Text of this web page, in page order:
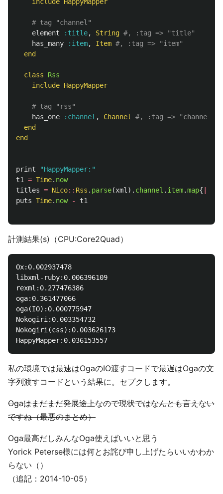
# tag "channel"
element
:title, String #, :tag => "title"
has_many
:item, Item #, :tag => "item"
end
class
Rss
include HappyMapper
# tag "rss"
has_one
:channel , Channel
#, :tag => "channel"
end
end
print
"HappyMapper:"
t1
= Time. now
titles = Nico:: Rss . parse(xml ). channel . item.map{
puts Time. now - t1
計測結果(s)（CPU:Core2Quad）
Ox:0.002937478
libxml-ruby:0.006396109
rexml:0.277476386
oga:0.361477066
oga(IO):0.000775947
Nokogiri:0.003354732
Nokogiri(css):0.003626173
私の環境では最速はOgaのIO渡すコードで最遅はOgaの文
字列渡すコードという結果に。セプクします。
Ogaはまだまだ発展途上なので現状ではなんとも言えない
ですね（最悪のまとめ）
Oga最高だしみんなOga使えばいいと思う
Yorick Peterse様には何とお詫び申し上げたらいいかわか
らない（）
（追記：2014-10-05）